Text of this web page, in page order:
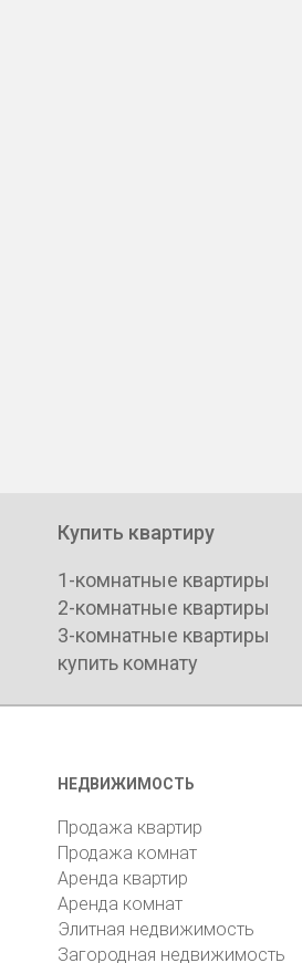
Купить квартиру
1-комнатные квартиры
2-комнатные квартиры
3-комнатные квартиры
купить комнату
НЕДВИЖИМОСТЬ
Продажа квартир
Продажа комнат
Аренда квартир
Аренда комнат
Элитная недвижимость
Загородная недвижимость